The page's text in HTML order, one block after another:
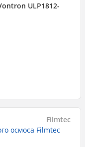
ULP1812-
Filmtec